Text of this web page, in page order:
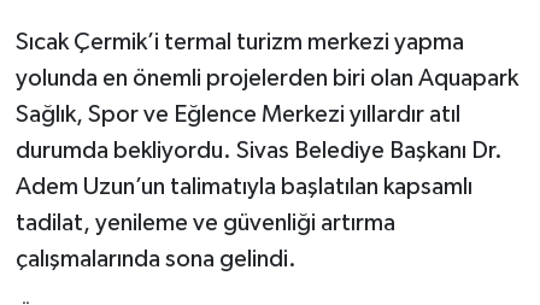
Sıcak Çermik’i termal turizm merkezi yapma
yolunda en önemli projelerden biri olan Aquapark
Sağlık, Spor ve Eğlence Merkezi yıllardır atıl
durumda bekliyordu. Sivas Belediye Başkanı Dr.
Adem Uzun’un talimatıyla başlatılan kapsamlı
tadilat, yenileme ve güvenliği artırma
çalışmalarında sona gelindi.